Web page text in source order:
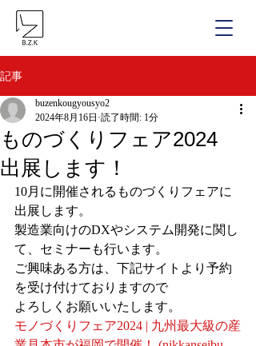
記事
ものづくりフェア2024
出展します！
buzenkougyousyo2
2024年8月16日 読了時間: 1分
10月に開催されるものづくりフェアに
出展します。
製造業向けのDXやシステム開発に関し
て、セミナーも行います。
ご興味ある方は、下記サイトより予約
を受け付けておりますので
よろしくお願いいたします。
モノづくりフェア2024 | 九州最大級の産